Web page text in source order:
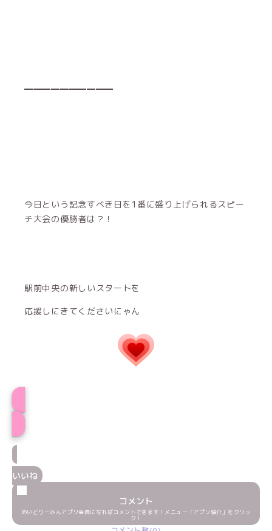
━━━━━━━━━━
今日という記念すべき日を1番に盛り上げられるスピー
チ大会の優勝者は？！
駅前中央の新しいスタートを
応援しにきてくださいにゃん
いいね
コメント
めいどりーみんアプリ会員になればコメントできます！メニュー「アプリ紹介」をクリッ
ク！